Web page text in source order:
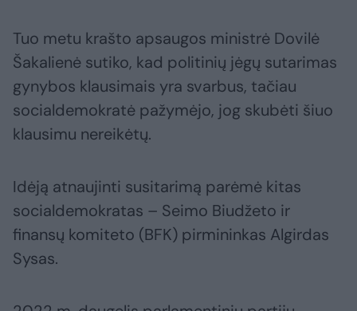
Tuo metu krašto apsaugos ministrė Dovilė
Šakalienė sutiko, kad politinių jėgų sutarimas
gynybos klausimais yra svarbus, tačiau
socialdemokratė pažymėjo, jog skubėti šiuo
klausimu nereikėtų.
Idėją atnaujinti susitarimą parėmė kitas
socialdemokratas – Seimo Biudžeto ir
finansų komiteto (BFK) pirmininkas Algirdas
Sysas.